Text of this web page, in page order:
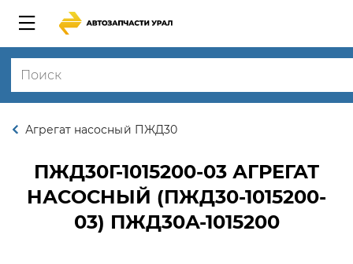
Агрегат насосный ПЖД30
ПЖД30Г-1015200-03 АГРЕГАТ
НАСОСНЫЙ (ПЖД30-1015200-
03) ПЖД30А-1015200